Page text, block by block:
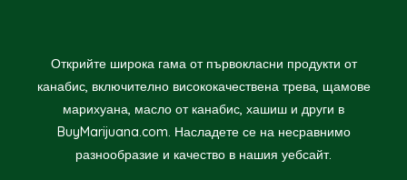
Открийте широка гама от първокласни продукти от
канабис, включително висококачествена трева, щамове
марихуана, масло от канабис, хашиш и други в
BuyMarijuana.com. Насладете се на несравнимо
разнообразие и качество в нашия уебсайт.